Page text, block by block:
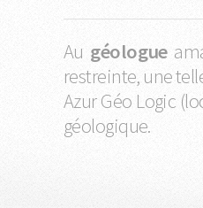
Au géologue
restreinte, une
Azur Géo Logic
géologique.